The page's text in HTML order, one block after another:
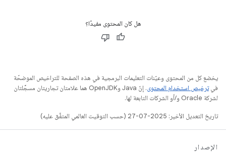
هل كان المحتوى مفيدًا؟
يخضع كل من المحتوى وعيّنات التعليمات البرمجية في هذه الصفحة للتراخيص الموضحّة
فيترخيص استخدام المحتوى
. إنّ Java وOpenJDK هما علامتان تجاريتان مسجَّلتان
لشركة Oracle و/أو الشركات التابعة لها.
تاريخ التعديل الأخير: 2025-07-27 (حسب التوقيت العالمي المتفَّق عليه)
الإصدار